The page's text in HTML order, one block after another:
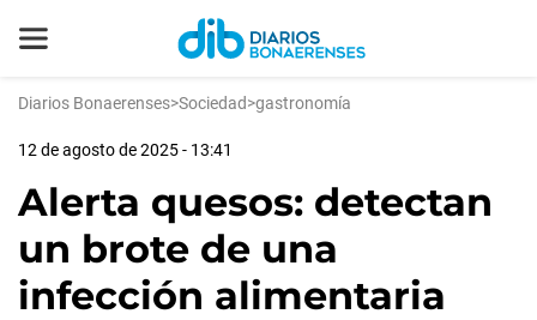
Diarios Bonaerenses>Sociedad>gastronomía
12 de agosto de 2025 - 13:41
Alerta quesos: detectan
un brote de una
infección alimentaria